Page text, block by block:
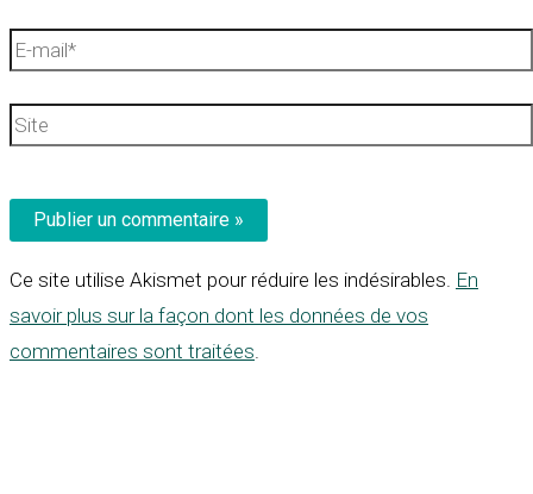
E-
Site
Ce site utilise Akismet pour réduire les indésirables. En
savoir plus sur la façon dont les données de vos
commentaires sont traitées